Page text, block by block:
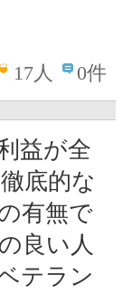
17人 0件
益が全
底的な
有無で
良い人
テラン